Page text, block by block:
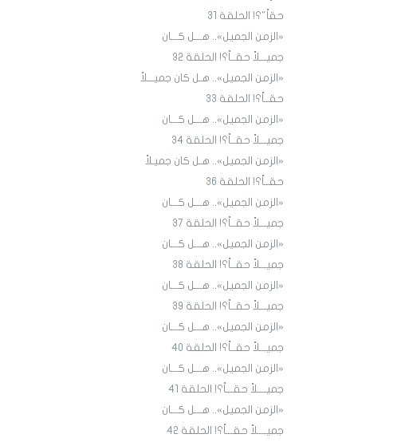
حقاً"؟! الحلقة 31
«الزمن الجميل».. هـــل كـــان
جميـــلاً حقــاً؟! الحلقة ٣٢
«الزمن الجميل».. هـل كان جميـــلاً
حقــاً؟! الحلقة 33
«الزمن الجميل».. هـــل كـــان
جميـــلاً حقــاً؟! الحلقة 34
«الزمن الجميل».. هـل كان جميـلاً
حقــاً؟! الحلقة 36
«الزمن الجميل».. هـــل كـــان
جميـــلاً حقــاً؟! الحلقة 3٧
«الزمن الجميل».. هـــل كـــان
جميـــلاً حقــاً؟! الحلقة 38
«الزمن الجميل».. هـــل كـــان
جميـــلاً حقــاً؟! الحلقة 39
«الزمن الجميل».. هـــل كـــان
جميـــلاً حقــاً؟! الحلقة 40
«الزمن الجميل».. هـــل كـــان
جميــــلاً حقـــاً؟! الحلقة 4١
«الزمن الجميل».. هـــل كـــان
جميــــلاً حقـــاً؟! الحلقة 4٢